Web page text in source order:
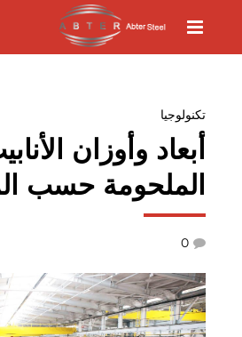
تكنولوجيا
أبعاد وأوزان
الملحومة حسب
0